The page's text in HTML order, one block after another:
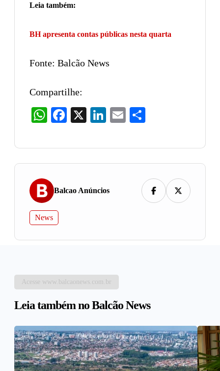
Leia também:
BH apresenta contas públicas nesta quarta
Fonte: Balcão News
Compartilhe:
WhatsAppFacebook LinkedIn
Email
Balcao Anúncios
News
Acesse www.balcaonews.com.br
Leia também no Balcão News